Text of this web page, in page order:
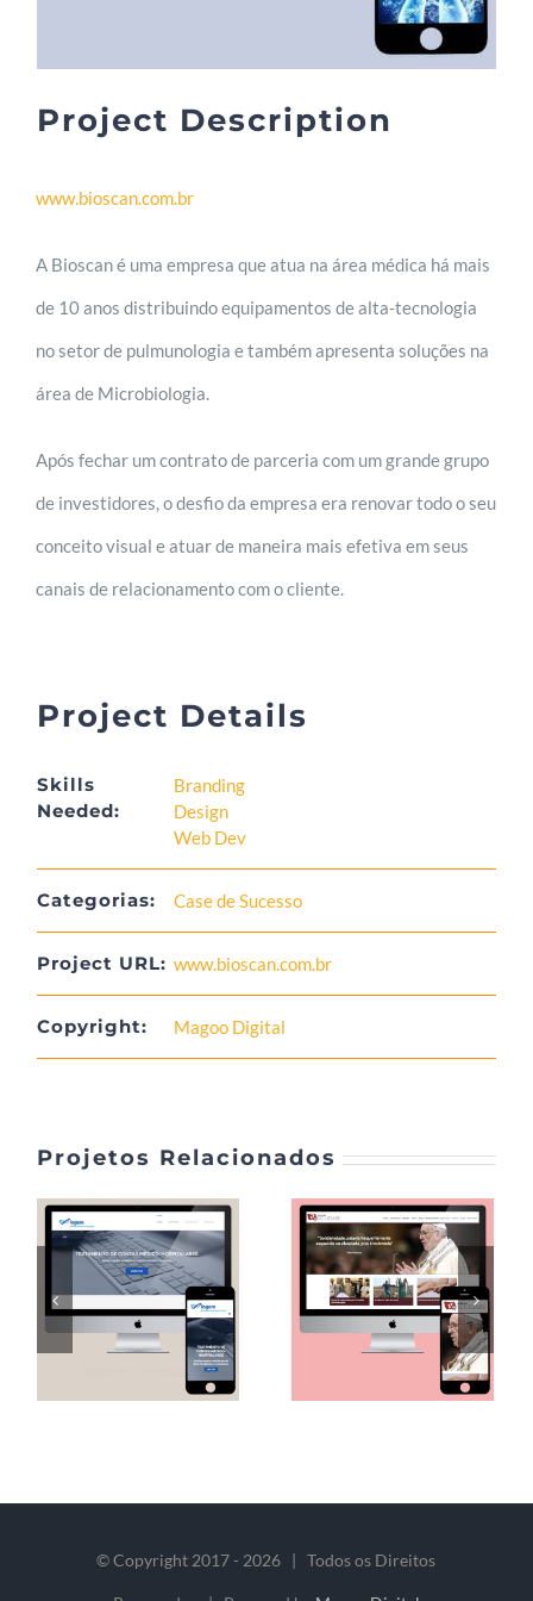
Project Description
www.bioscan.com.br
A Bioscan é uma empresa que atua na área médica há mais
de 10 anos distribuindo equipamentos de alta-tecnologia
no setor de pulmunologia e também apresenta soluções na
área de Microbiologia.
Após fechar um contrato de parceria com um grande grupo
de investidores, o desfio da empresa era renovar todo o seu
conceito visual e atuar de maneira mais efetiva em seus
canais de relacionamento com o cliente.
Project Details
Skills
Needed:
Branding
Design
Web Dev
Categorias: Case de Sucesso
Project URL: www.bioscan.com.br
Copyright: Magoo Digital
Projetos Relacionados
© Copyright 2017 - 2026 | Todos os Direitos